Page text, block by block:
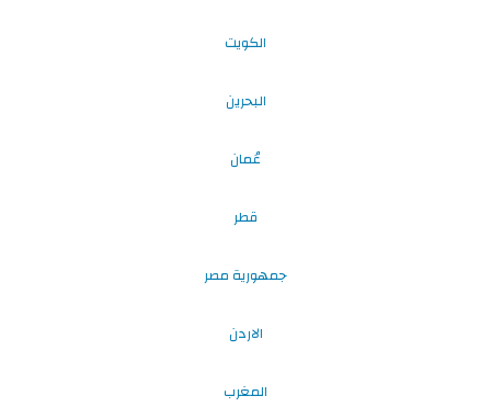
الكويت
البحرين
عُمان
قطر
جمهورية مصر
الاردن
المغرب